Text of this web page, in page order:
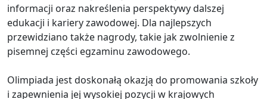
informacji oraz nakreślenia perspektywy dalszej
edukacji i kariery zawodowej. Dla najlepszych
przewidziano także nagrody, takie jak zwolnienie z
pisemnej części egzaminu zawodowego.
Olimpiada jest doskonałą okazją do promowania szkoły
i zapewnienia jej wysokiej pozycji w krajowych